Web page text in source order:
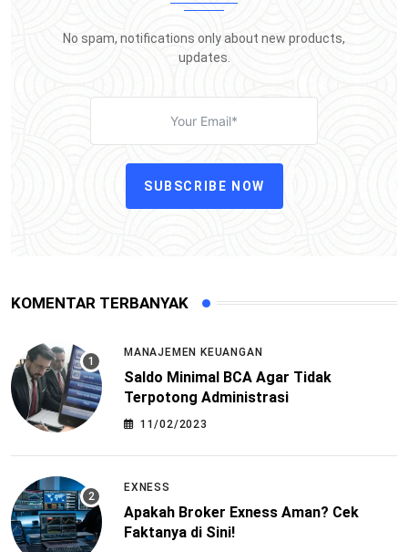
No spam, notifications only about new products,
updates.
SUBSCRIBE NOW
KOMENTAR TERBANYAK
MANAJEMEN KEUANGAN
Saldo Minimal BCA Agar Tidak
Terpotong Administrasi
11/02/2023
EXNESS
Apakah Broker Exness Aman? Cek
Faktanya di Sini!